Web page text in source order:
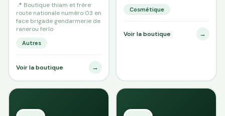
📍 Boutique thiam et frère
route nationale numéro 03 en
face brigade gendarmerie de
ranerou ferlo
Autres
Voir la boutique →
Cosmétique
Voir la boutique →